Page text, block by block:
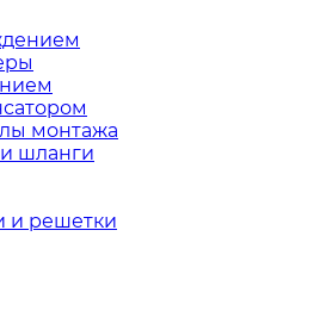
монтажа
шланги
и решетки